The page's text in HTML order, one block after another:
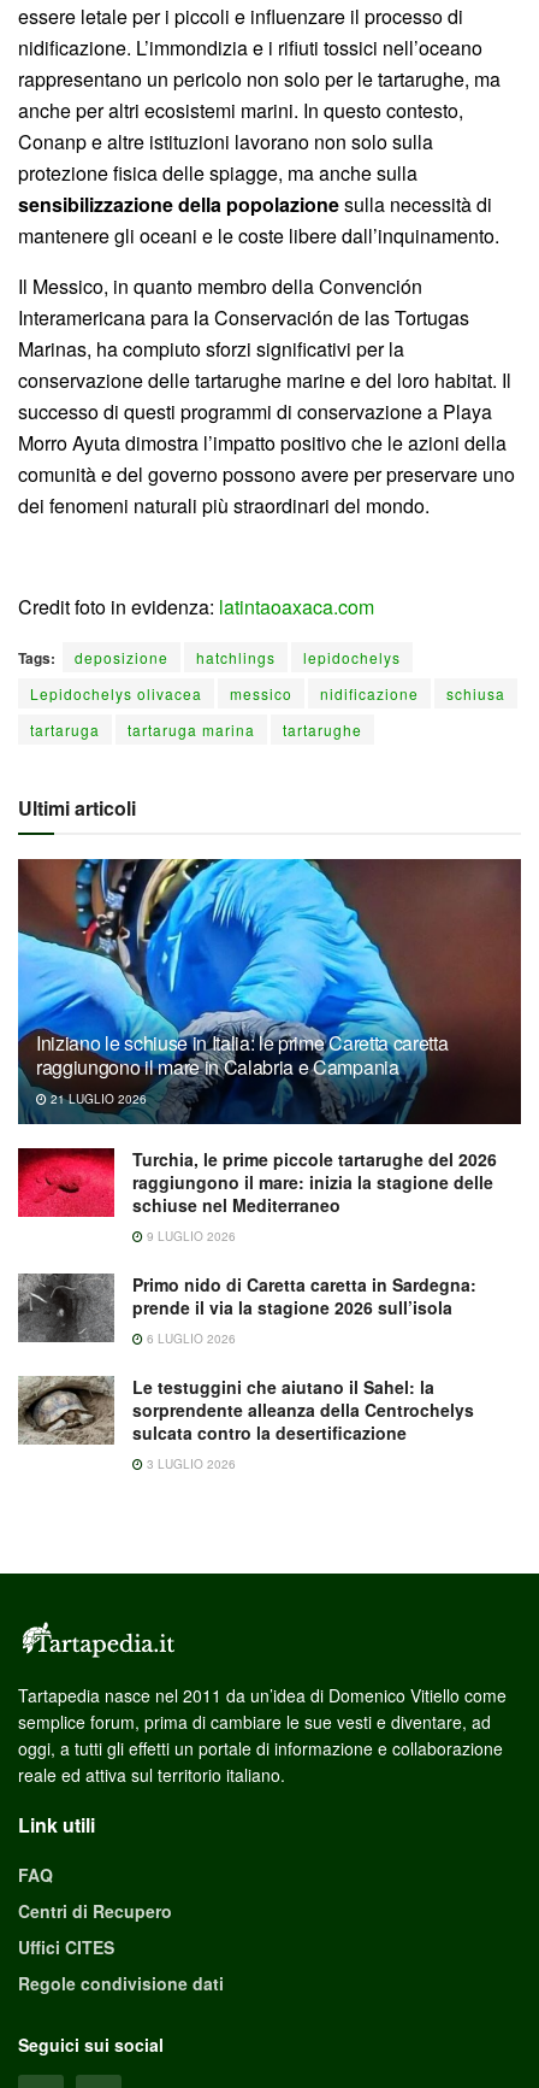
essere letale per i piccoli e influenzare il processo di
nidificazione. L’immondizia e i rifiuti tossici nell’oceano
rappresentano un pericolo non solo per le tartarughe, ma
anche per altri ecosistemi marini. In questo contesto,
Conanp e altre istituzioni lavorano non solo sulla
protezione fisica delle spiagge, ma anche sulla
sensibilizzazione della popolazionesulla necessità di
mantenere gli oceani e le coste libere dall’inquinamento.
Il Messico, in quanto membro della Convención
Interamericana para la Conservación de las Tortugas
Marinas, ha compiuto sforzi significativi per la
conservazione delle tartarughe marine e del loro habitat. Il
successo di questi programmi di conservazione a Playa
Morro Ayuta dimostra l’impatto positivo che le azioni della
comunità e del governo possono avere per preservare uno
dei fenomeni naturali più straordinari del mondo.
Credit foto in evidenza: latintaoaxaca.com
Tags: deposizione hatchlings
lepidochelys
Lepidochelys olivacea
messico nidificazione
schiusa
tartaruga
tartaruga marina tartarughe
Ultimi articoli
Iniziano le schiuse in Italia: le prime Caretta caretta
raggiungono il mare in Calabria e Campania
21 LUGLIO 2026
Turchia, le prime piccole tartarughe del 2026
raggiungono il mare: inizia la stagione delle
schiuse nel Mediterraneo
9 LUGLIO 2026
Primo nido di Caretta caretta in Sardegna:
prende il via la stagione 2026 sull’isola
6 LUGLIO 2026
Le testuggini che aiutano il Sahel: la
sorprendente alleanza della Centrochelys
sulcata contro la desertificazione
3 LUGLIO 2026
Tartapedia nasce nel 2011 da un’idea di Domenico Vitiello come
semplice forum, prima di cambiare le sue vesti e diventare, ad
oggi, a tutti gli effetti un portale di informazione e collaborazione
reale ed attiva sul territorio italiano.
Link utili
FAQ
Centri di Recupero
Uffici CITES
Regole condivisione dati
Seguici sui social